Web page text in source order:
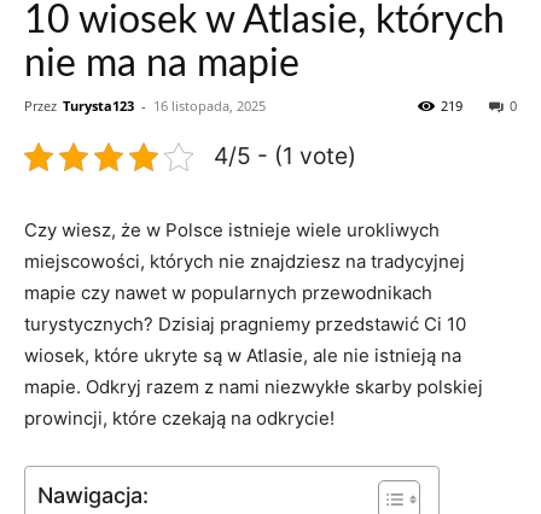
10 wiosek w Atlasie, których
nie ma na mapie
Przez Turysta123 - 16 listopada, 2025 0
219
4/5 - (1 vote)
Czy⁢ wiesz, że w Polsce istnieje wiele urokliwych
miejscowości, których nie znajdziesz na tradycyjnej
mapie ‌czy nawet w popularnych przewodnikach‌
turystycznych? Dzisiaj pragniemy przedstawić Ci ⁣10
wiosek, które‍ ukryte ‍są w Atlasie, ale nie istnieją ⁣na
mapie. Odkryj razem z nami niezwykłe skarby​ polskiej
prowincji, które czekają na odkrycie!
Nawigacja: